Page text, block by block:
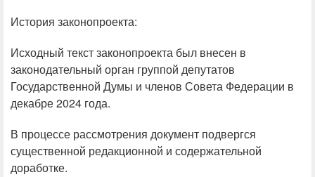
История законопроекта:
Исходный текст законопроекта был внесен в
законодательный орган группой депутатов
Государственной Думы и членов Совета Федерации в
декабре 2024 года.
В процессе рассмотрения документ подвергся
существенной редакционной и содержательной
доработке.